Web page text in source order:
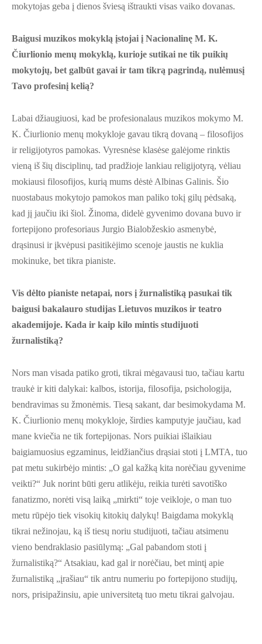
mokytojas geba į dienos šviesą ištraukti visas vaiko dovanas.
Baigusi muzikos mokyklą įstojai į Nacionalinę M. K.
Čiurlionio menų mokyklą, kurioje sutikai ne tik puikių
mokytojų, bet galbūt gavai ir tam tikrą pagrindą, nulėmusį
Tavo profesinį kelią?
Labai džiaugiuosi, kad be profesionalaus muzikos mokymo M.
K. Čiurlionio menų mokykloje gavau tikrą dovaną – filosofijos
ir religijotyros pamokas. Vyresnėse klasėse galėjome rinktis
vieną iš šių disciplinų, tad pradžioje lankiau religijotyrą, vėliau
mokiausi filosofijos, kurią mums dėstė Albinas Galinis. Šio
nuostabaus mokytojo pamokos man paliko tokį gilų pėdsaką,
kad jį jaučiu iki šiol. Žinoma, didelė gyvenimo dovana buvo ir
fortepijono profesoriaus Jurgio Bialobžeskio asmenybė,
drąsinusi ir įkvėpusi pasitikėjimo scenoje jaustis ne kuklia
mokinuke, bet tikra pianiste.
Vis dėlto pianiste netapai, nors į žurnalistiką pasukai tik
baigusi bakalauro studijas Lietuvos muzikos ir teatro
akademijoje. Kada ir kaip kilo mintis studijuoti
žurnalistiką?
Nors man visada patiko groti, tikrai mėgavausi tuo, tačiau kartu
traukė ir kiti dalykai: kalbos, istorija, filosofija, psichologija,
bendravimas su žmonėmis. Tiesą sakant, dar besimokydama M.
K. Čiurlionio menų mokykloje, širdies kamputyje jaučiau, kad
mane kviečia ne tik fortepijonas. Nors puikiai išlaikiau
baigiamuosius egzaminus, leidžiančius drąsiai stoti į LMTA, tuo
pat metu sukirbėjo mintis: „O gal kažką kita norėčiau gyvenime
veikti?“ Juk norint būti geru atlikėju, reikia turėti savotiško
fanatizmo, norėti visą laiką „mirkti“ toje veikloje, o man tuo
metu rūpėjo tiek visokių kitokių dalykų! Baigdama mokyklą
tikrai nežinojau, ką iš tiesų noriu studijuoti, tačiau atsimenu
vieno bendraklasio pasiūlymą: „Gal pabandom stoti į
žurnalistiką?“ Atsakiau, kad gal ir norėčiau, bet mintį apie
žurnalistiką „įrašiau“ tik antru numeriu po fortepijono studijų,
nors, prisipažinsiu, apie universitetą tuo metu tikrai galvojau.